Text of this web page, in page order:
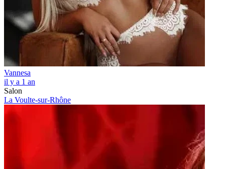
Vannesa
il y a 1 an
Salon
La Voulte-sur-Rhône